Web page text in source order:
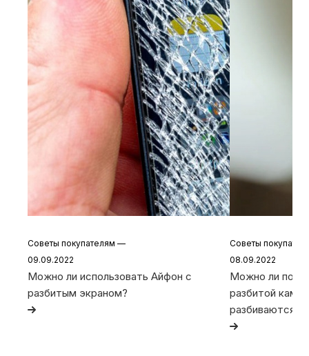
Советы покупателям —
09.09.2022
Можно ли использовать Айфон с
разбитым экраном?
Советы
08.09.2022
Можно ли
разбитой
разбиваются